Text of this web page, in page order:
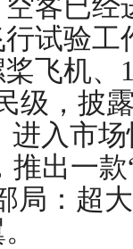
客已经
试验工
飞机、
级，披
进入市
推出一
局：超